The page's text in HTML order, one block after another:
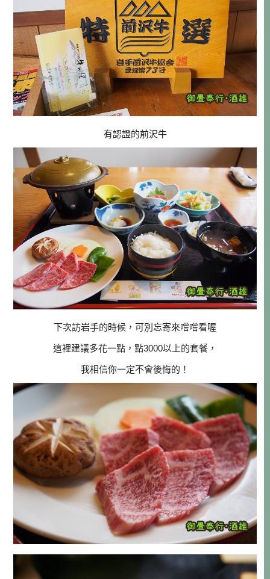
有認證的前沢牛
下次訪岩手的時候，可別忘寄來嚐嚐看喔
這裡建議多花一點，點3000以上的套餐，
我相信你一定不會後悔的！